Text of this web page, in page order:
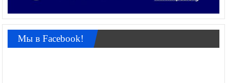
Мы в Facebook!